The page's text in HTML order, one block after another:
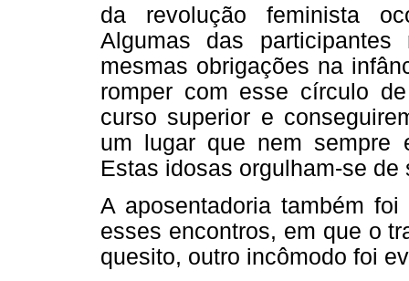
da revolução feminista
Algumas das
mesmas obrigações na
romper com esse círculo
curso superior e
um lugar que nem sempre
Estas idosas orgulham-se de
A aposentadoria também
esses encontros, em que o
quesito, outro incômodo foi